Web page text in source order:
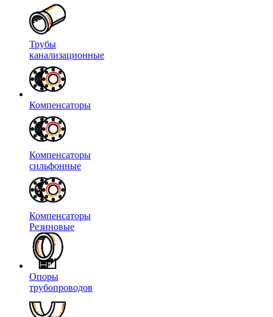
Трубы
канализационные
Компенсаторы
Компенсаторы
сильфонные
Компенсаторы
Резиновые
Опоры
трубопроводов